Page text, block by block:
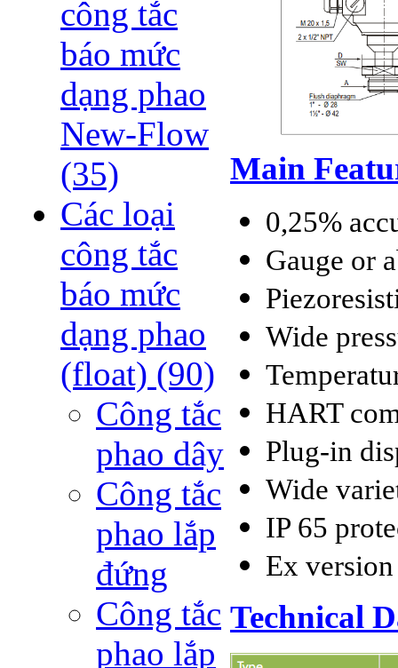
công tắc
báo mức
dạng phao
New-Flow
(35)
Các loại
công tắc
báo mức
dạng phao
(float) (90)
Công tắc
phao dây
Công tắc
phao lắp
đứng
Công tắc
phao lắp
Main
0,25%
Gauge or
Wide
HART
Plug-in
Wide
IP 65
Ex version
Technical